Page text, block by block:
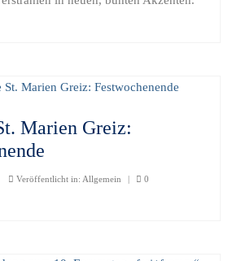
Marien Greiz:
Veröffentlicht in: Allgemein | 0